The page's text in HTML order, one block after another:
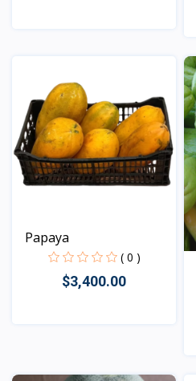
Papaya
( 0 )
$3,400.00